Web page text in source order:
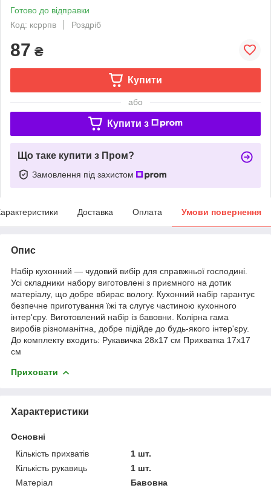
Готово до відправки
Код: ксррпв
Роздріб
87 ₴
Купити
або
Купити з
Що таке купити з Пром?
Замовлення під захистом
Доставка Оплата Умови повернення
Опис
Набір кухонний — чудовий вибір для справжньої господині.
Усі складники набору виготовлені з приємного на дотик
матеріалу, що добре вбирає вологу. Кухонний набір гарантує
безпечне приготування їжі та слугує частиною кухонного
інтер'єру. Виготовлений набір із бавовни. Колірна гама
виробів різноманітна, добре підійде до будь-якого інтер'єру.
До комплекту входить: Рукавичка 28x17 см Прихватка 17x17
см
Приховати
Характеристики
Основні
Кількість прихватів
1 шт.
Кількість рукавиць
1 шт.
Матеріал
Бавовна